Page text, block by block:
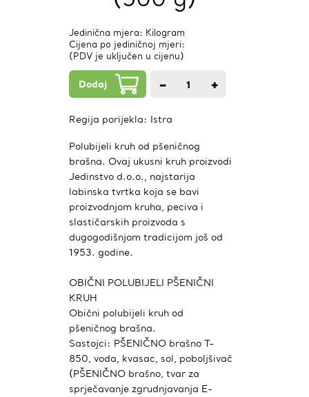
Jedinična mjera: Kilogram
Cijena po jediničnoj mjeri:
(PDV je uključen u cijenu)
Dodaj − 1 +
Regija porijekla: Istra
Polubijeli kruh od pšeničnog
brašna. Ovaj ukusni kruh proizvodi
Jedinstvo d.o.o., najstarija
labinska tvrtka koja se bavi
proizvodnjom kruha, peciva i
slastičarskih proizvoda s
dugogodišnjom tradicijom još od
1953. godine.
OBIČNI POLUBIJELI PŠENIČNI
KRUH
Obični polubijeli kruh od
pšeničnog brašna.
Sastojci: PŠENIČNO brašno T-
850, voda, kvasac, sol, poboljšivač
(PŠENIČNO brašno, tvar za
sprječavanje zgrudnjavanja E-